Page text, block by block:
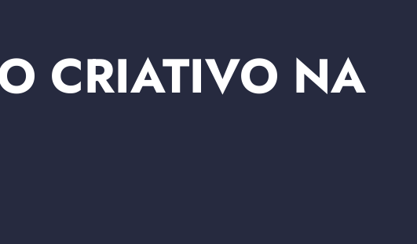
CRIATIVO NA